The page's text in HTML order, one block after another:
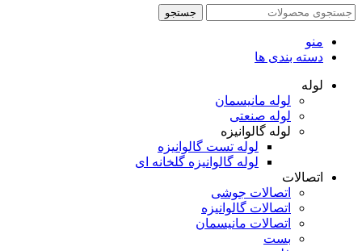
جستجو
منو
دسته بندی ها
لوله
لوله مانیسمان
لوله صنعتی
لوله گالوانیزه
لوله تست گالوانیزه
لوله گالوانیزه گلخانه ای
اتصالات
اتصالات جوشی
اتصالات گالوانیزه
اتصالات مانیسمان
بست